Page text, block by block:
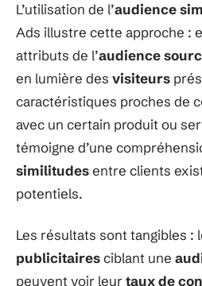
L’utilisation de l’audience
Ads illustre cette approche :
attributs de l’audience
en lumière des visiteurs
caractéristiques proches de
avec un certain produit ou
témoigne d’une
similitudesentre clients
potentiels.
Les résultats sont tangibles :
publicitairesciblant une
peuvent voir leurtaux de